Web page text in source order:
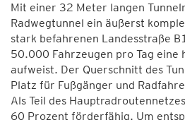
Mit einer 32 Meter langen
Radwegtunnel ein äußerst
stark befahrenen Landesstraße
50.000 Fahrzeugen pro Tag eine
aufweist. Der Querschnitt des
Platz für Fußgänger und
Als Teil des
60 Prozent förderfähig. Um